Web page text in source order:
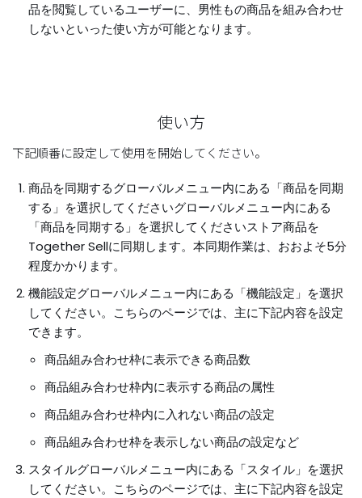
品を閲覧しているユーザーに、男性もの商品を組み合わせ
しないといった使い方が可能となります。
使い方
下記順番に設定して使用を開始してください。
商品を同期するグローバルメニュー内にある「商品を同期
する」を選択してくださいグローバルメニュー内にある
「商品を同期する」を選択してくださいストア商品を
Together Sellに同期します。本同期作業は、おおよそ5分
程度かかります。
機能設定グローバルメニュー内にある「機能設定」を選択
してください。こちらのページでは、主に下記内容を設定
できます。
商品組み合わせ枠に表示できる商品数
商品組み合わせ枠内に表示する商品の属性
商品組み合わせ枠内に入れない商品の設定
商品組み合わせ枠を表示しない商品の設定など
スタイルグローバルメニュー内にある「スタイル」を選択
してください。こちらのページでは、主に下記内容を設定